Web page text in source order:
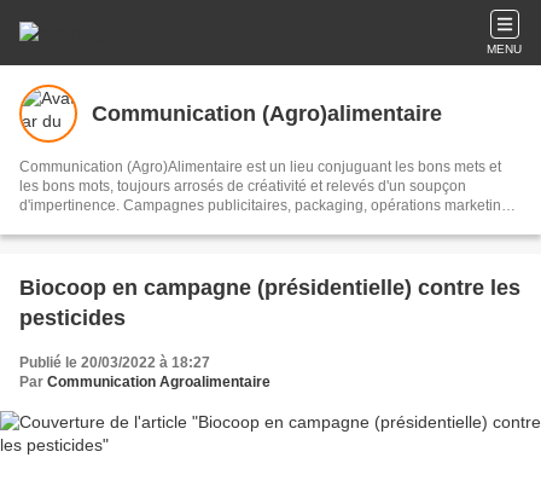
MENU
Communication (Agro)alimentaire
Communication (Agro)Alimentaire est un lieu conjuguant les bons mets et
les bons mots, toujours arrosés de créativité et relevés d'un soupçon
d'impertinence. Campagnes publicitaires, packaging, opérations marketing,
les actualités les plus food qui donnent les mots à la bouche !
Biocoop en campagne (présidentielle) contre les
pesticides
Publié le 20/03/2022 à 18:27
Par Communication Agroalimentaire